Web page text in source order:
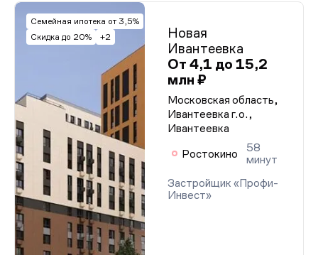
Семейная ипотека от 3,5%
Скидка до 20%
+2
Новая
Ивантеевка
От 4,1 до 15,2
млн ₽
Московская область,
Ивантеевка г.о.,
Ивантеевка
Ростокино
58
минут
Застройщик «Профи-
Инвест»